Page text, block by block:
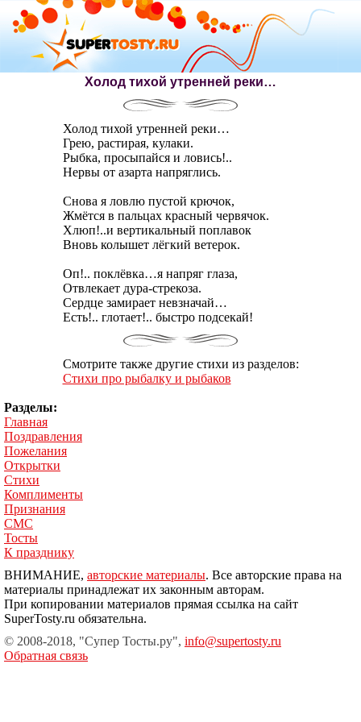
Холод тихой утренней реки…
Холод тихой утренней реки…
Грею, растирая, кулаки.
Рыбка, просыпайся и ловись!..
Нервы от азарта напряглись.
Снова я ловлю пустой крючок,
Жмётся в пальцах красный червячок.
Хлюп!..и вертикальный поплавок
Вновь колышет лёгкий ветерок.
Оп!.. поклёвка…я напряг глаза,
Отвлекает дура-стрекоза.
Сердце замирает невзначай…
Есть!.. глотает!.. быстро подсекай!
Смотрите также другие стихи из разделов:
Стихи про рыбалку и рыбаков
Разделы:
Главная
Поздравления
Пожелания
Открытки
Стихи
Комплименты
Признания
СМС
Тосты
К празднику
ВНИМАНИЕ, авторские материалы. Все авторские права на
материалы принадлежат их законным авторам.
При копировании материалов прямая ссылка на сайт
SuperTosty.ru обязательна.
© 2008-2018, "Супер Тосты.ру", info@supertosty.ru
Обратная связь